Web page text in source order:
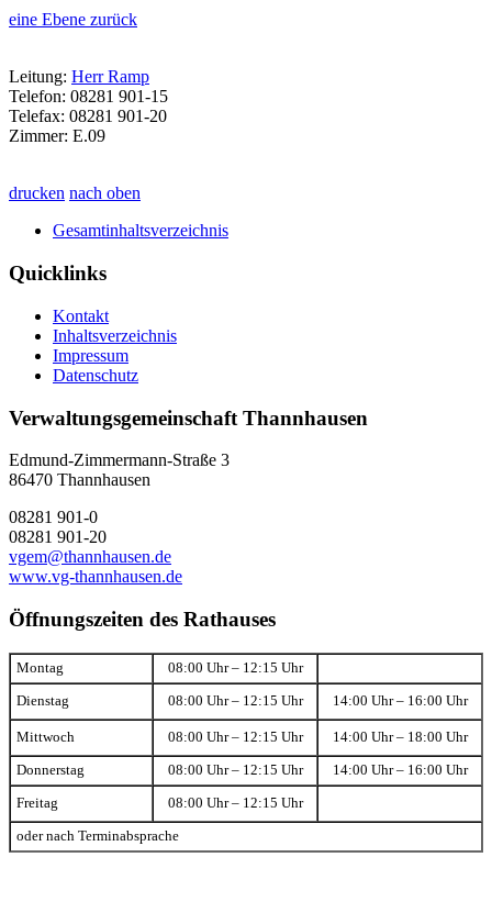
eine Ebene zurück
Leitung: Herr Ramp
Telefon: 08281 901-15
Telefax: 08281 901-20
Zimmer: E.09
drucken nach oben
Gesamtinhaltsverzeichnis
Quicklinks
Kontakt
Inhaltsverzeichnis
Impressum
Datenschutz
Verwaltungsgemeinschaft Thannhausen
Edmund-Zimmermann-Straße 3
86470 Thannhausen
08281 901-0
08281 901-20
vgem@thannhausen.de
www.vg-thannhausen.de
Öffnungszeiten des Rathauses
Montag 08:00 Uhr – 12:15 Uhr
Dienstag 08:00 Uhr – 12:15 Uhr 14:00 Uhr – 16:00 Uhr
Mittwoch 08:00 Uhr – 12:15 Uhr 14:00 Uhr – 18:00 Uhr
Donnerstag 08:00 Uhr – 12:15 Uhr 14:00 Uhr – 16:00 Uhr
Freitag 08:00 Uhr – 12:15 Uhr
oder nach Terminabsprache